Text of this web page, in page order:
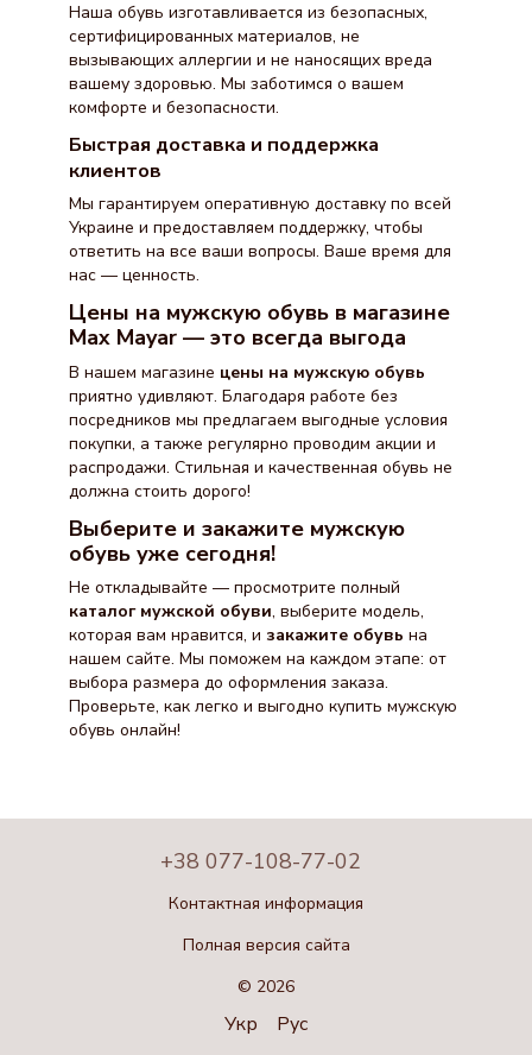
Наша обувь изготавливается из безопасных,
сертифицированных материалов, не
вызывающих аллергии и не наносящих вреда
вашему здоровью. Мы заботимся о вашем
комфорте и безопасности.
Быстрая доставка и поддержка
клиентов
Мы гарантируем оперативную доставку по всей
Украине и предоставляем поддержку, чтобы
ответить на все ваши вопросы. Ваше время для
нас — ценность.
Цены на мужскую обувь в магазине
Max Mayar — это всегда выгода
В нашем магазине цены на мужскую обувь
приятно удивляют. Благодаря работе без
посредников мы предлагаем выгодные условия
покупки, а также регулярно проводим акции и
распродажи. Стильная и качественная обувь не
должна стоить дорого!
Выберите и закажите мужскую
обувь уже сегодня!
Не откладывайте — просмотрите полный
каталог мужской обуви, выберите модель,
которая вам нравится, и закажите обувь на
нашем сайте. Мы поможем на каждом этапе: от
выбора размера до оформления заказа.
Проверьте, как легко и выгодно купить мужскую
обувь онлайн!
+38 077-108-77-02
Контактная информация
Полная версия сайта
© 2026
Укр Рус